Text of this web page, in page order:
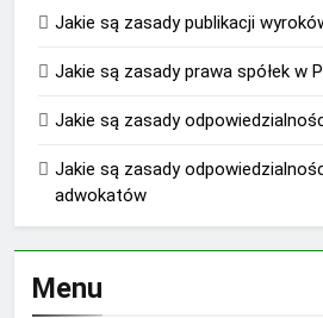
Jakie są zasady publikacji
Jakie są zasady prawa spółek w
Jakie są zasady
Jakie są zasady
adwokatów
Menu